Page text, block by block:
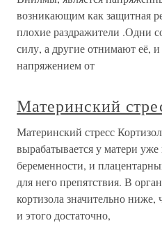
возникающим как защитная
плохие раздражители .Одни
силу, а другие отнимают её,
напряжением от
Материнский
Материнский стресс
вырабатывается у матери
беременности, и
для него препятствия. В
кортизола значительно
и этого достаточно,